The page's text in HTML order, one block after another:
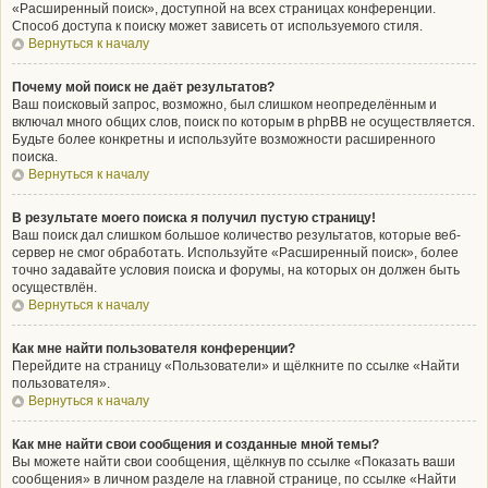
«Расширенный поиск», доступной на всех страницах конференции.
Способ доступа к поиску может зависеть от используемого стиля.
Вернуться к началу
Почему мой поиск не даёт результатов?
Ваш поисковый запрос, возможно, был слишком неопределённым и
включал много общих слов, поиск по которым в phpBB не осуществляется.
Будьте более конкретны и используйте возможности расширенного
поиска.
Вернуться к началу
В результате моего поиска я получил пустую страницу!
Ваш поиск дал слишком большое количество результатов, которые веб-
сервер не смог обработать. Используйте «Расширенный поиск», более
точно задавайте условия поиска и форумы, на которых он должен быть
осуществлён.
Вернуться к началу
Как мне найти пользователя конференции?
Перейдите на страницу «Пользователи» и щёлкните по ссылке «Найти
пользователя».
Вернуться к началу
Как мне найти свои сообщения и созданные мной темы?
Вы можете найти свои сообщения, щёлкнув по ссылке «Показать ваши
сообщения» в личном разделе на главной странице, по ссылке «Найти